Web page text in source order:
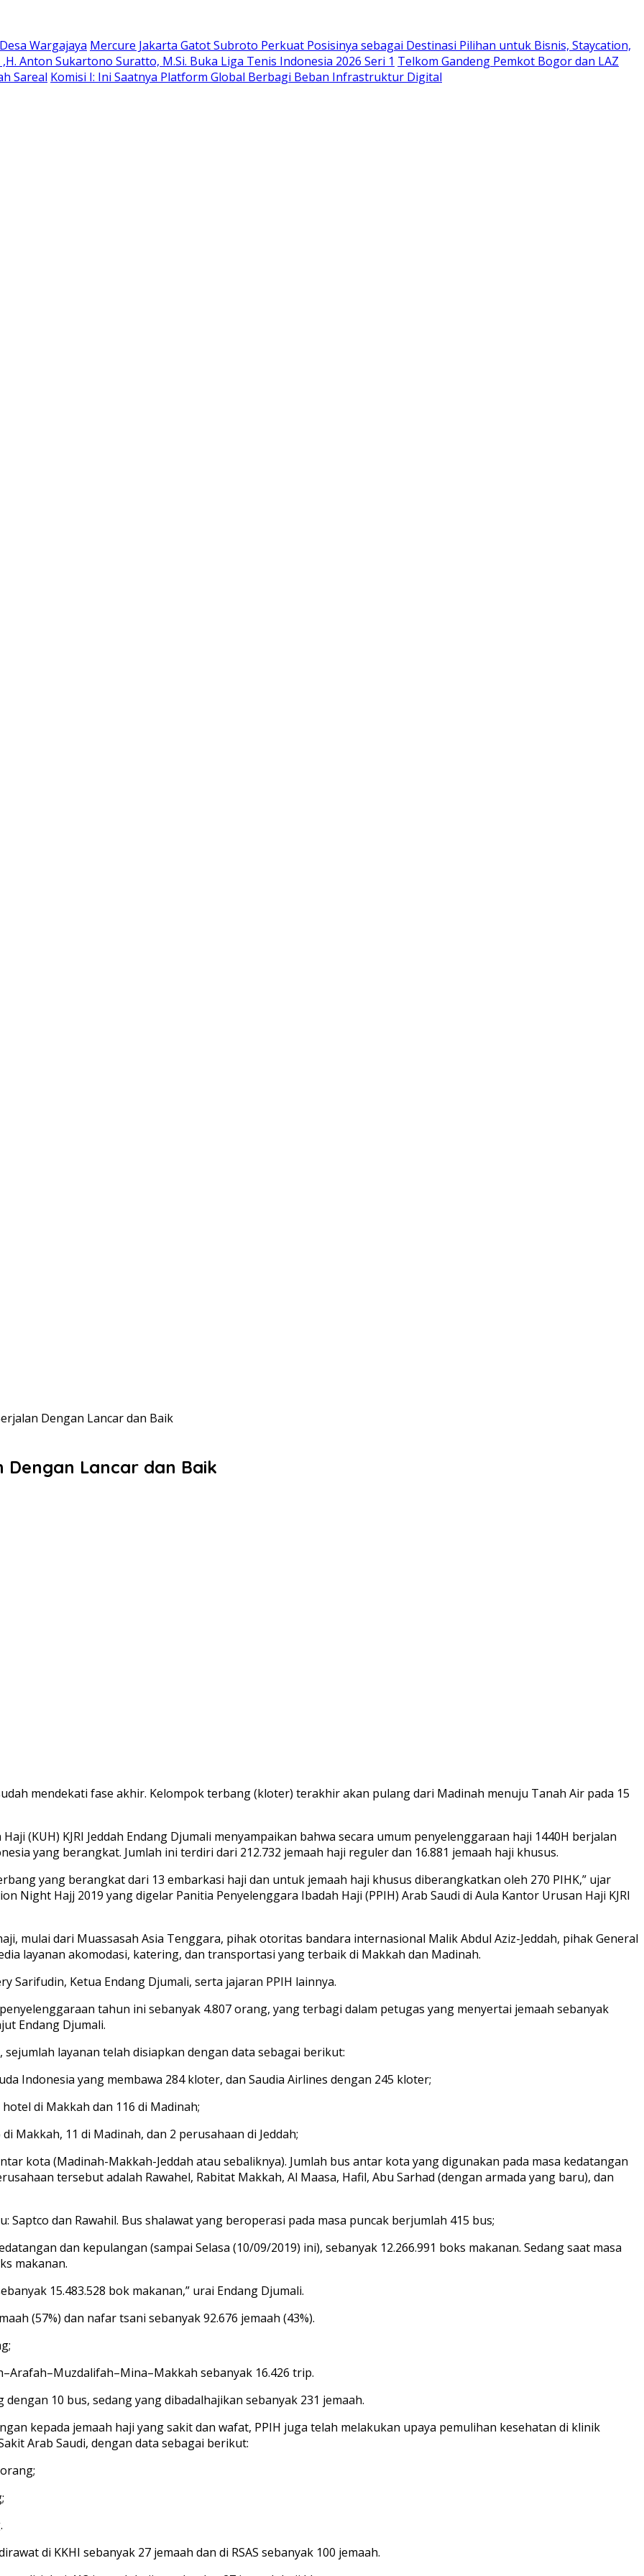
Wargajaya Mercure Jakarta Gatot Subroto Perkuat Posisinya sebagai Destinasi Pilihan untuk Bisnis, Staycation,
Anton Sukartono Suratto, M.Si. Buka Liga Tenis Indonesia 2026 Seri 1 Telkom Gandeng Pemkot Bogor dan LAZ
Sareal Komisi I: Ini Saatnya Platform Global Berbagi Beban Infrastruktur Digital
Dengan Lancar dan Baik
Dengan Lancar dan Baik
mendekati fase akhir. Kelompok terbang (kloter) terakhir akan pulang dari Madinah menuju Tanah Air pada 15
(KUH) KJRI Jeddah Endang Djumali menyampaikan bahwa secara umum penyelenggaraan haji 1440H berjalan
yang berangkat. Jumlah ini terdiri dari 212.732 jemaah haji reguler dan 16.881 jemaah haji khusus.
yang berangkat dari 13 embarkasi haji dan untuk jemaah haji khusus diberangkatkan oleh 270 PIHK,” ujar
Night Hajj 2019 yang digelar Panitia Penyelenggara Ibadah Haji (PPIH) Arab Saudi di Aula Kantor Urusan Haji KJRI
mulai dari Muassasah Asia Tenggara, pihak otoritas bandara internasional Malik Abdul Aziz-Jeddah, pihak General
layanan akomodasi, katering, dan transportasi yang terbaik di Makkah dan Madinah.
Sarifudin, Ketua Endang Djumali, serta jajaran PPIH lainnya.
tahun ini sebanyak 4.807 orang, yang terbagi dalam petugas yang menyertai jemaah sebanyak
Endang Djumali.
layanan telah disiapkan dengan data sebagai berikut:
Indonesia yang membawa 284 kloter, dan Saudia Airlines dengan 245 kloter;
di Makkah dan 116 di Madinah;
Makkah, 11 di Madinah, dan 2 perusahaan di Jeddah;
kota (Madinah-Makkah-Jeddah atau sebaliknya). Jumlah bus antar kota yang digunakan pada masa kedatangan
tersebut adalah Rawahel, Rabitat Makkah, Al Maasa, Hafil, Abu Sarhad (dengan armada yang baru), dan
dan Rawahil. Bus shalawat yang beroperasi pada masa puncak berjumlah 415 bus;
dan kepulangan (sampai Selasa (10/09/2019) ini), sebanyak 12.266.991 boks makanan. Sedang saat masa
makanan.
15.483.528 bok makanan,” urai Endang Djumali.
(57%) dan nafar tsani sebanyak 92.676 jemaah (43%).
sebanyak 16.426 trip.
10 bus, sedang yang dibadalhajikan sebanyak 231 jemaah.
kepada jemaah haji yang sakit dan wafat, PPIH juga telah melakukan upaya pemulihan kesehatan di klinik
Arab Saudi, dengan data sebagai berikut:
di KKHI sebanyak 27 jemaah dan di RSAS sebanyak 100 jemaah.